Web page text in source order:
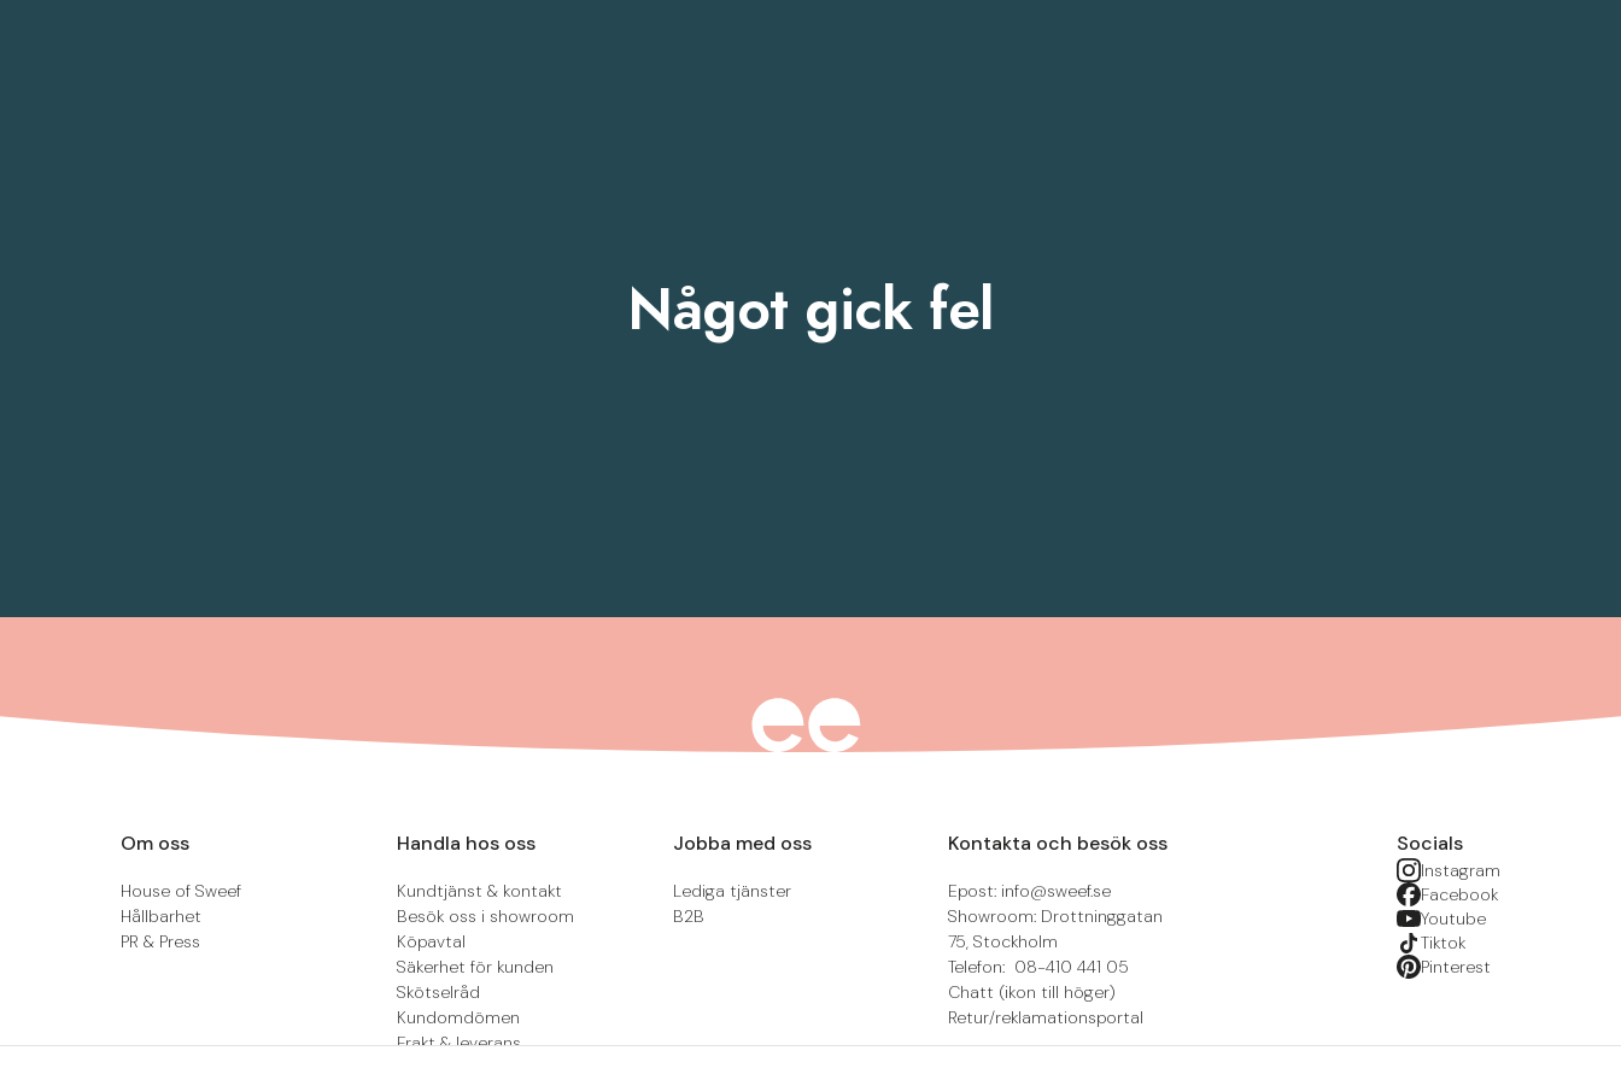
Något gick fel
Om oss
House of Sweef
Hållbarhet
PR & Press
Handla hos oss
Kundtjänst & kontakt
Besök oss i showroom
Köpavtal
Säkerhet för kunden
Skötselråd
Kundomdömen
Frakt & leverans
Jobba med oss
Lediga tjänster
B2B
Kontakta och besök oss
Epost: info@sweef.se
Showroom: Drottninggatan
75, Stockholm
Telefon: 08-410 441 05
Chatt (ikon till höger)
Retur/reklamationsportal
Socials
Instagram
Facebook
Youtube
Tiktok
Pinterest